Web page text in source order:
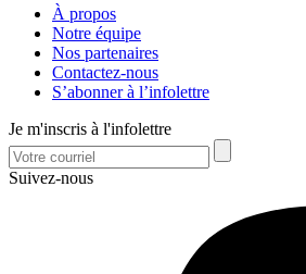
À propos
Notre équipe
Nos partenaires
Contactez-nous
S’abonner à l’infolettre
Je m'inscris à l'infolettre
Suivez-nous